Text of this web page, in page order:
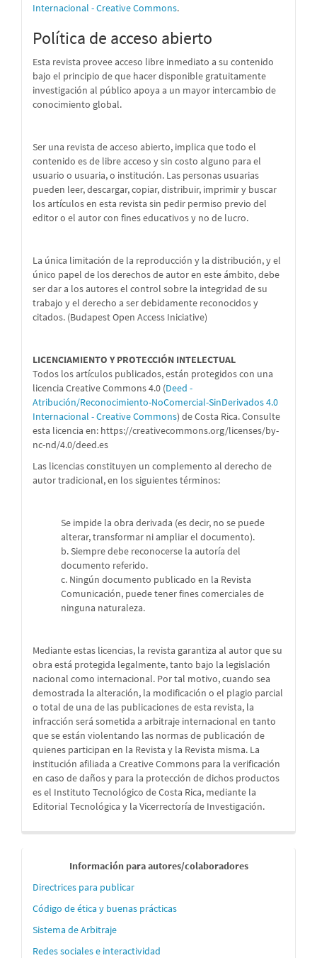
Internacional - Creative Commons.
Política de acceso abierto
Esta revista provee acceso libre inmediato a su contenido
bajo el principio de que hacer disponible gratuitamente
investigación al público apoya a un mayor intercambio de
conocimiento global.
Ser una revista de acceso abierto, implica que todo el
contenido es de libre acceso y sin costo alguno para el
usuario o usuaria, o institución. Las personas usuarias
pueden leer, descargar, copiar, distribuir, imprimir y buscar
los artículos en esta revista sin pedir permiso previo del
editor o el autor con fines educativos y no de lucro.
La única limitación de la reproducción y la distribución, y el
único papel de los derechos de autor en este ámbito, debe
ser dar a los autores el control sobre la integridad de su
trabajo y el derecho a ser debidamente reconocidos y
citados. (Budapest Open Access Iniciative)
LICENCIAMIENTO Y PROTECCIÓN INTELECTUAL
Todos los artículos publicados, están protegidos con una
licencia Creative Commons 4.0 (Deed -
Atribución/Reconocimiento-NoComercial-SinDerivados 4.0
Internacional - Creative Commons) de Costa Rica. Consulte
esta licencia en: https://creativecommons.org/licenses/by-
nc-nd/4.0/deed.es
Las licencias constituyen un complemento al derecho de
autor tradicional, en los siguientes términos:
Se impide la obra derivada (es decir, no se puede
alterar, transformar ni ampliar el documento).
b. Siempre debe reconocerse la autoría del
documento referido.
c. Ningún documento publicado en la Revista
Comunicación, puede tener fines comerciales de
ninguna naturaleza.
Mediante estas licencias, la revista garantiza al autor que su
obra está protegida legalmente, tanto bajo la legislación
nacional como internacional. Por tal motivo, cuando sea
demostrada la alteración, la modificación o el plagio parcial
o total de una de las publicaciones de esta revista, la
infracción será sometida a arbitraje internacional en tanto
que se están violentando las normas de publicación de
quienes participan en la Revista y la Revista misma. La
institución afiliada a Creative Commons para la verificación
en caso de daños y para la protección de dichos productos
es el Instituto Tecnológico de Costa Rica, mediante la
Editorial Tecnológica y la Vicerrectoría de Investigación.
Informaci
´´on
para
autores
Información para autores/colaboradores
Directrices para publicar
Código de ética y buenas prácticas
Sistema de Arbitraje
Redes sociales e interactividad